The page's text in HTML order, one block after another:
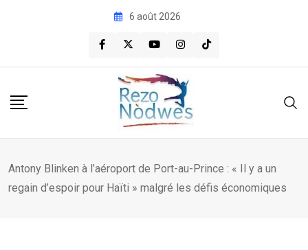
6 août 2026
Antony Blinken à l’aéroport de Port-au-Prince : « Il y a un
regain d’espoir pour Haïti » malgré les défis économiques